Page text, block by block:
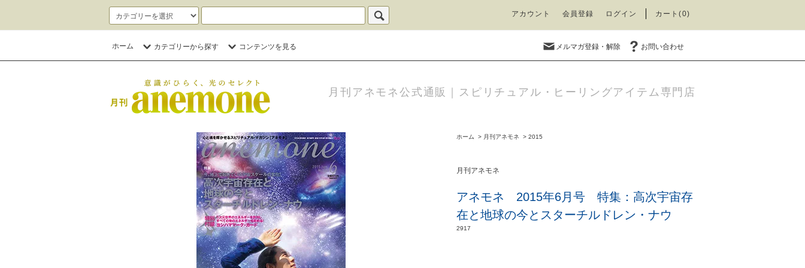
アカウント 会員登録 ログイン カート(0)
ホーム カテゴリーから探す コンテンツを見る メルマガ登録・解除 お問い合わせ
月刊アネモネ公式通販｜スピリチュアル・ヒーリングアイテム専門店
ホーム > 月刊アネモネ > 2015
月刊アネモネ
アネモネ 2015年6月号 特集：高次宇宙存
在と地球の今とスターチルドレン・ナウ
2917